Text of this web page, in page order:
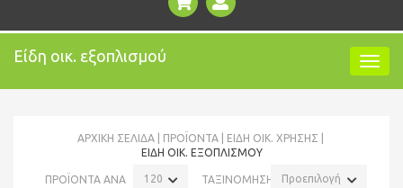
Είδη οικ. εξοπλισμού
ΑΡΧΙΚΉ ΣΕΛΊΔΑ ΠΡΟΪΌΝΤΑ
ΕΙΔΗ ΟΙΚ. ΧΡΗΣΗΣ
ΕΊΔΗ ΟΙΚ. ΕΞΟΠΛΙΣΜΟΎ
ΠΡΟΪΟΝΤΑ ΑΝΑ
120 ΤΑΞΙΝΟΜΗΣΗ: Προεπιλογή